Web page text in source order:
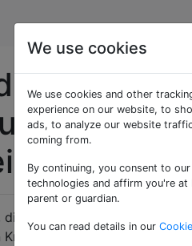
Art und
Essens
die grob gehackten
forderten. Wie
We use cookies
We use cookies and other
experience on our website, to
ads, to analyze our website
coming from.
By continuing, you consent to
technologies and affirm you're
parent or guardian.
You can read details in our